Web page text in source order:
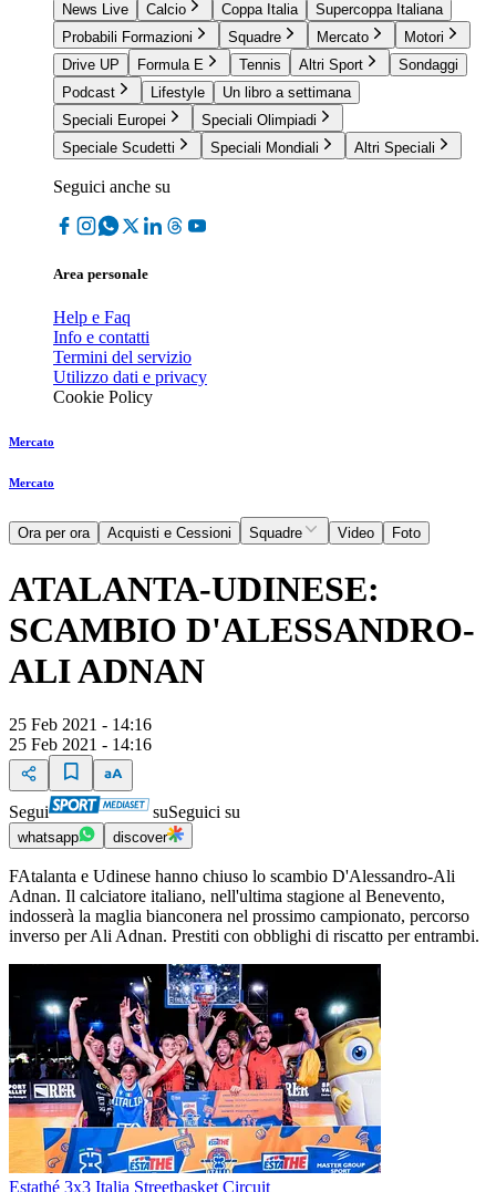
News Live
Calcio Coppa Italia
Supercoppa Italiana
Probabili Formazioni
Squadre Mercato
Motori
Drive UP
Formula E Tennis Altri Sport
Sondaggi
Podcast
Lifestyle
Un libro a settimana
Speciali Europei
Speciali Olimpiadi
Speciale Scudetti
Speciali Mondiali Altri Speciali
Seguici anche su
Area personale
Help e Faq
Info e contatti
Termini del servizio
Utilizzo dati e privacy
Cookie Policy
Mercato
Mercato
Ora per ora Acquisti e Cessioni Squadre Video Foto
ATALANTA-UDINESE:
SCAMBIO D'ALESSANDRO-
ALI ADNAN
25 Feb 2021 - 14:16
25 Feb 2021 - 14:16
Segui suSeguici su
whatsapp discover
FAtalanta e Udinese hanno chiuso lo scambio D'Alessandro-Ali
Adnan. Il calciatore italiano, nell'ultima stagione al Benevento,
indosserà la maglia bianconera nel prossimo campionato, percorso
inverso per Ali Adnan. Prestiti con obblighi di riscatto per entrambi.
Estathé 3x3 Italia Streetbasket Circuit